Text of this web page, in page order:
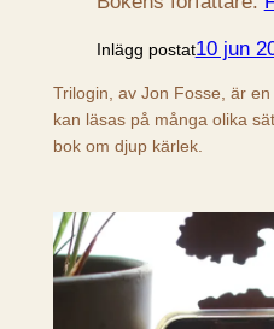
Inlägg postat10 jun
Trilogin, av Jon Fosse, är
kan läsas på många olika
bok om djup kärlek.